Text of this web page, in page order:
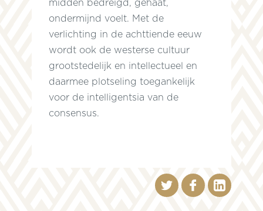
midden bedreigd, gehaat,
ondermijnd voelt. Met de
verlichting in de achttiende eeuw
wordt ook de westerse cultuur
grootstedelijk en intellectueel en
daarmee plotseling toegankelijk
voor de intelligentsia van de
consensus.